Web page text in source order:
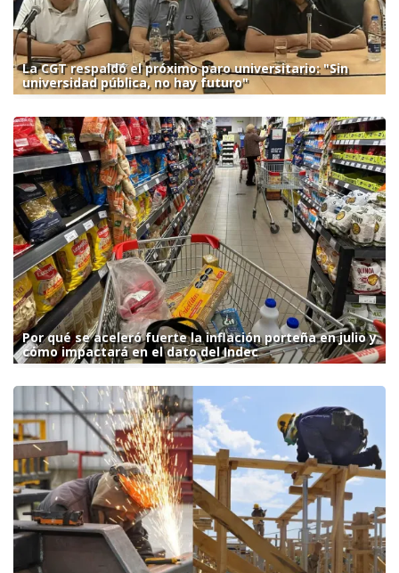
La CGT respaldó el próximo paro universitario: "Sin
universidad pública, no hay futuro"
Por qué se aceleró fuerte la inflación porteña en julio y
cómo impactará en el dato del Indec